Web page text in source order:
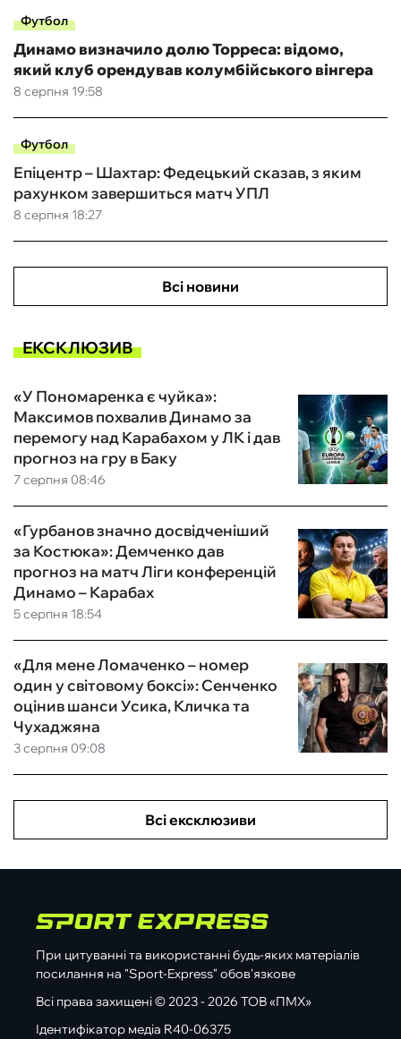
Футбол
8 серпня 19:58
Динамо визначило долю Торреса: відомо,
який клуб орендував колумбійського вінгера
Футбол
8 серпня 18:27
Епіцентр – Шахтар: Федецький сказав, з яким
рахунком завершиться матч УПЛ
Всі новини
ЕКСКЛЮЗИВ
7 серпня 08:46
«У Пономаренка є чуйка»:
Максимов похвалив Динамо за
перемогу над Карабахом у ЛК і дав
прогноз на гру в Баку
5 серпня 18:54
«Гурбанов значно досвідченіший
за Костюка»: Демченко дав
прогноз на матч Ліги конференцій
Динамо – Карабах
3 серпня 09:08
«Для мене Ломаченко – номер
один у світовому боксі»: Сенченко
оцінив шанси Усика, Кличка та
Чухаджяна
Всі ексклюзиви
При цитуванні та використанні будь-яких матеріалів
посилання на "Sport-Express" обов'язкове
Всі права захищені © 2023 - 2026 ТОВ «ПМХ»
Ідентифікатор медіа R40-06375